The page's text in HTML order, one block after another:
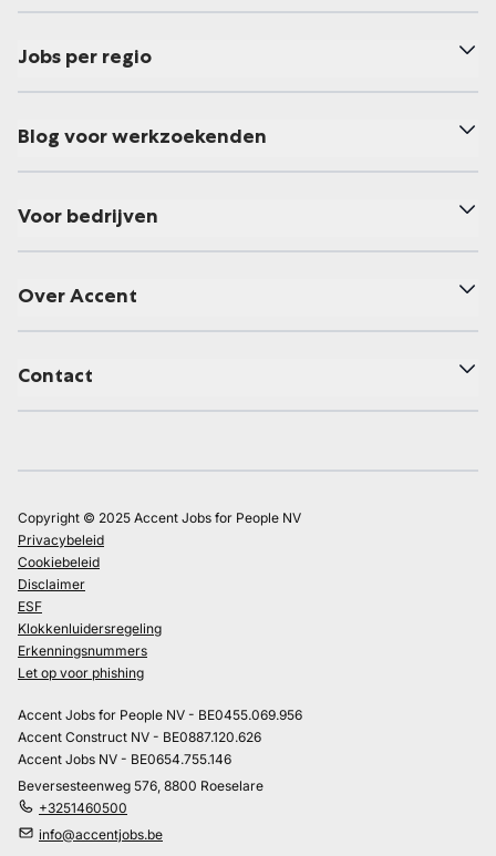
Jobs per regio
Blog voor werkzoekenden
Voor bedrijven
Over Accent
Contact
Copyright © 2025 Accent Jobs for People NV
Privacybeleid
Cookiebeleid
Disclaimer
ESF
Klokkenluidersregeling
Erkenningsnummers
Let op voor phishing
Accent Jobs for People NV - BE0455.069.956
Accent Construct NV - BE0887.120.626
Accent Jobs NV - BE0654.755.146
Beversesteenweg 576, 8800 Roeselare
+3251460500
info@accentjobs.be